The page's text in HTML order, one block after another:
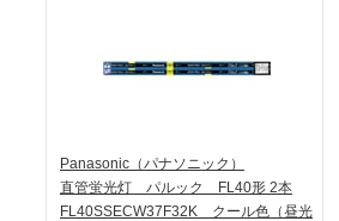
Panasonic（パナソニック）
直管蛍光灯 パルック FL40形 2本
FL40SSECW37F32K クール色（昼光